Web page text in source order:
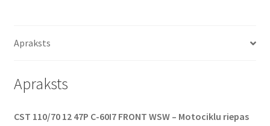
Apraksts
Apraksts
CST 110/70 12 47P C-60I7 FRONT WSW – Motociklu riepas